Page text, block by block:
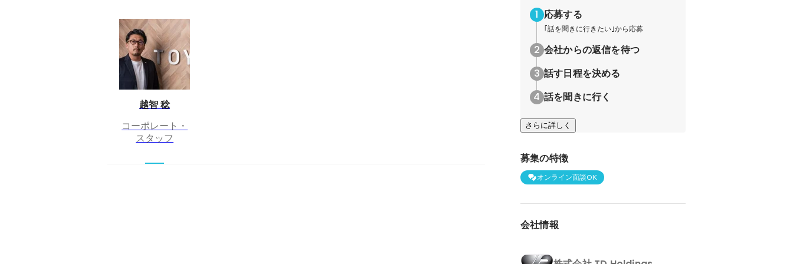
越智 稔
コーポレート・
スタッフ
応募する
｢話を聞きに行きたい｣から応募
会社からの返信を待つ
話す日程を決める
話を聞きに行く
さらに詳しく
募集の特徴
オンライン面談OK
会社情報